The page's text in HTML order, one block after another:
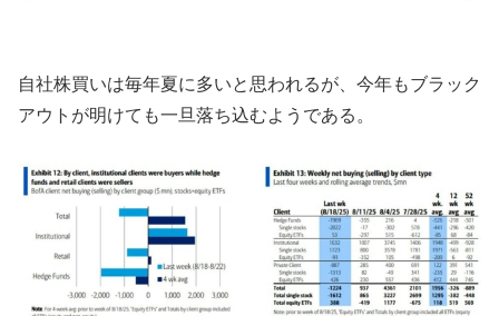
自社株買いは毎年夏に多いと思われるが、今年もブラック
アウトが明けても一旦落ち込むようである。